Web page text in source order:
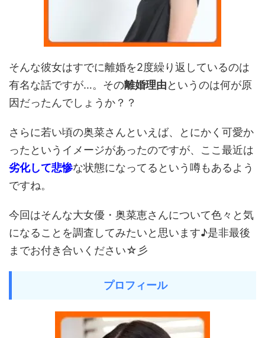
そんな彼女はすでに離婚を2度繰り返しているのは
有名な話ですが…。その離婚理由というのは何が原
因だったんでしょうか？？
さらに若い頃の奥菜さんといえば、とにかく可愛か
ったというイメージがあったのですが、ここ最近は
劣化して悲惨な状態になってるという噂もあるよう
ですね。
今回はそんな大女優・奥菜恵さんについて色々と気
になることを調査してみたいと思います♪是非最後
までお付き合いください☆彡
プロフィール